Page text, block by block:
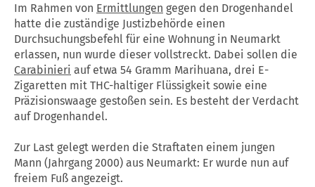
Im Rahmen von Ermittlungen gegen den Drogenhandel
hatte die zuständige Justizbehörde einen
Durchsuchungsbefehl für eine Wohnung in Neumarkt
erlassen, nun wurde dieser vollstreckt. Dabei sollen die
Carabinieri auf etwa 54 Gramm Marihuana, drei E-
Zigaretten mit THC-haltiger Flüssigkeit sowie eine
Präzisionswaage gestoßen sein. Es besteht der Verdacht
auf Drogenhandel.
Zur Last gelegt werden die Straftaten einem jungen
Mann (Jahrgang 2000) aus Neumarkt: Er wurde nun auf
freiem Fuß angezeigt.